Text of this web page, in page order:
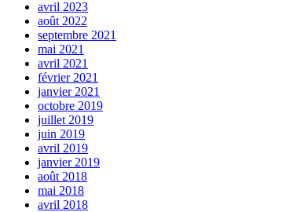
avril 2023
août 2022
septembre 2021
mai 2021
avril 2021
février 2021
janvier 2021
octobre 2019
juillet 2019
juin 2019
avril 2019
janvier 2019
août 2018
mai 2018
avril 2018